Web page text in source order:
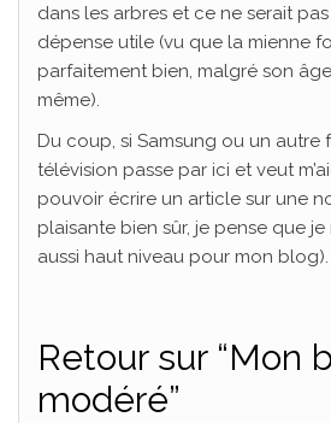
dans les arbres et ce ne serait
dépense utile (vu que la mienne
parfaitement bien, malgré son
même).
Du coup, si Samsung ou un autre
télévision passe par ici et veut
pouvoir écrire un article sur une
plaisante bien sûr, je pense que je
aussi haut niveau pour mon blog).
Retour sur “Mon
modéré”